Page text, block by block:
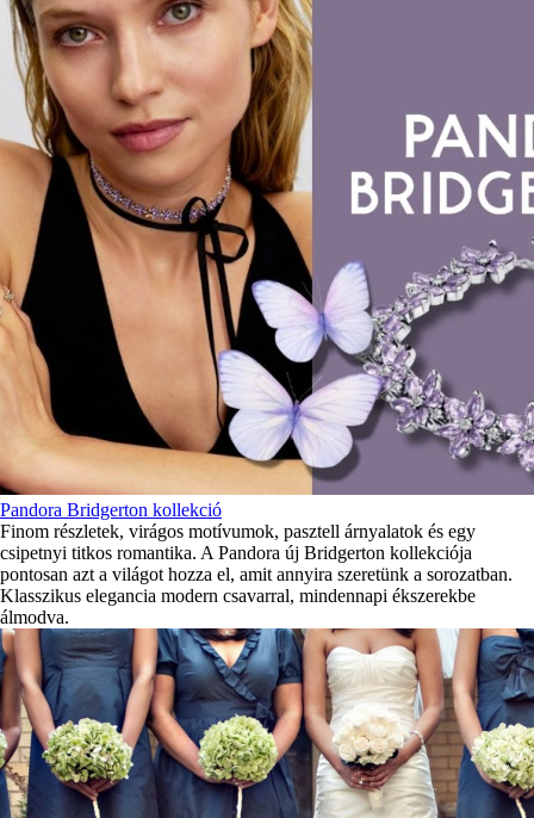
Pandora Bridgerton kollekció
Finom részletek, virágos motívumok, pasztell árnyalatok és egy
csipetnyi titkos romantika. A Pandora új Bridgerton kollekciója
pontosan azt a világot hozza el, amit annyira szeretünk a sorozatban.
Klasszikus elegancia modern csavarral, mindennapi ékszerekbe
álmodva.